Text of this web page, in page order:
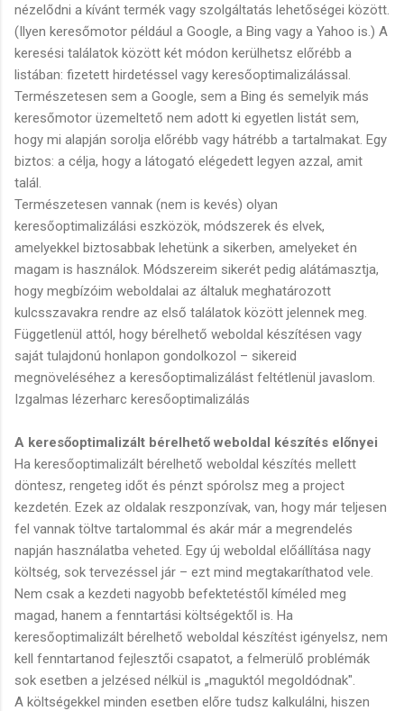
nézelődni a kívánt termék vagy szolgáltatás lehetőségei között.
(Ilyen keresőmotor például a Google, a Bing vagy a Yahoo is.) A
keresési találatok között két módon kerülhetsz előrébb a
listában: fizetett hirdetéssel vagy keresőoptimalizálással.
Természetesen sem a Google, sem a Bing és semelyik más
keresőmotor üzemeltető nem adott ki egyetlen listát sem,
hogy mi alapján sorolja előrébb vagy hátrébb a tartalmakat. Egy
biztos: a célja, hogy a látogató elégedett legyen azzal, amit
talál.
Természetesen vannak (nem is kevés) olyan
keresőoptimalizálási eszközök, módszerek és elvek,
amelyekkel biztosabbak lehetünk a sikerben, amelyeket én
magam is használok. Módszereim sikerét pedig alátámasztja,
hogy megbízóim weboldalai az általuk meghatározott
kulcsszavakra rendre az első találatok között jelennek meg.
Függetlenül attól, hogy bérelhető weboldal készítésen vagy
saját tulajdonú honlapon gondolkozol – sikereid
megnöveléséhez a keresőoptimalizálást feltétlenül javaslom.
Izgalmas lézerharc keresőoptimalizálás
A keresőoptimalizált bérelhető weboldal készítés előnyei
Ha keresőoptimalizált bérelhető weboldal készítés mellett
döntesz, rengeteg időt és pénzt spórolsz meg a project
kezdetén. Ezek az oldalak reszponzívak, van, hogy már teljesen
fel vannak töltve tartalommal és akár már a megrendelés
napján használatba veheted. Egy új weboldal előállítása nagy
költség, sok tervezéssel jár – ezt mind megtakaríthatod vele.
Nem csak a kezdeti nagyobb befektetéstől kíméled meg
magad, hanem a fenntartási költségektől is. Ha
keresőoptimalizált bérelhető weboldal készítést igényelsz, nem
kell fenntartanod fejlesztői csapatot, a felmerülő problémák
sok esetben a jelzésed nélkül is „maguktól megoldódnak".
A költségekkel minden esetben előre tudsz kalkulálni, hiszen